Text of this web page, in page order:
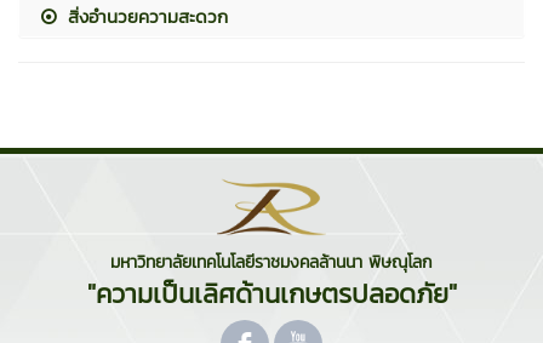
สิ่งอำนวยความสะดวก
มหาวิทยาลัยเทคโนโลยีราชมงคลล้านนา พิษณุโลก
"ความเป็นเลิศด้านเกษตรปลอดภัย"